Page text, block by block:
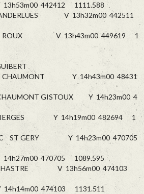
1111.588
V 13h32m00 442511
ROUX V 13h43m00 449619 1
CHAUMONT Y 14h43m00 48431
GISTOUX Y 14h23m00 4
BIERGES Y 14h19m00 482694 1
ST GERY Y 14h23m00 470705
1089.595
CHASTRE V 13h56m00 474103
1131.511